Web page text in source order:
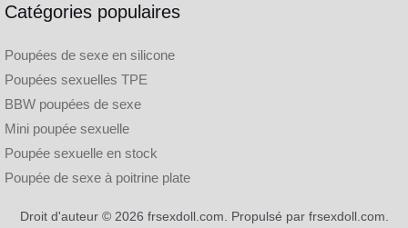
Catégories populaires
Poupées de sexe en silicone
Poupées sexuelles TPE
BBW poupées de sexe
Mini poupée sexuelle
Poupée sexuelle en stock
Poupée de sexe à poitrine plate
Droit d'auteur © 2026 frsexdoll.com. Propulsé par frsexdoll.com.